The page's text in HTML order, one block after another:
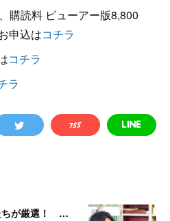
購読料 ビューアー版8,800
申込はコチラ
コチラ
ラ
ベテランプランナーや営業たちが厳選！ 施主が喜ぶ設備・建材バイブル その10